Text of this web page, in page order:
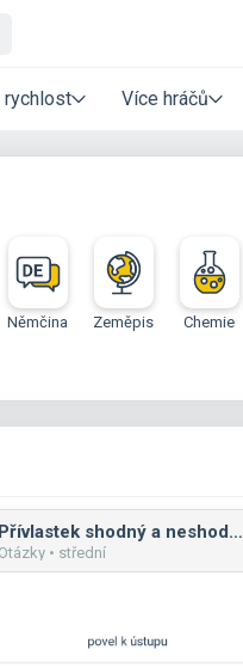
rychlost Více hráčů
Němčina Zeměpis Chemie
Přívlastek shodný a neshodný
Otázky • střední